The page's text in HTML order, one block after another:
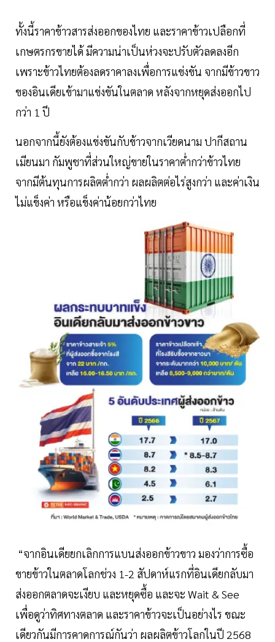
ทั้งนี้ราคาข้าวสารส่งออกของไทย และราคาข้าวเปลือกที่
เกษตรกรขายได้ มีความน่าเป็นห่วงจะปรับตัวลดลงอีก
เพราะข้าวไทยต้องลดราคาลงเพื่อการแข่งขัน จากมีข้าวขาว
ของอินเดียเข้ามาแข่งขันในตลาด หลังจากหยุดส่งออกไป
กว่า 1 ปี
นอกจากนี้ยังต้องแข่งขันกับข้าวจากเวียดนาม ปากีสถาน
เมียนมา กัมพูชาที่ส่วนใหญ่ขายในราคาตํ่ากว่าข้าวไทย
จากมีต้นทุนการผลิตตํ่ากว่า ผลผลิตต่อไร่สูงกว่า และค่าเงิน
ไม่แข็งค่า หรือแข็งค่าน้อยกว่าไทย
“จากอินเดียยกเลิกการแบนส่งออกข้าวขาว มองว่าการซื้อ
ขายข้าวในตลาดโลกช่วง 1-2 สัปดาห์แรกที่อินเดียกลับมา
ส่งออกตลาดจะเงียบ และหยุดซื้อ และจะ Wait & See
เพื่อดูว่าทิศทางตลาด และราคาข้าวจะเป็นอย่างไร ขณะ
เดียวกันมีการคาดการณ์กันว่า ผลผลิตข้าวโลกในปี 2568